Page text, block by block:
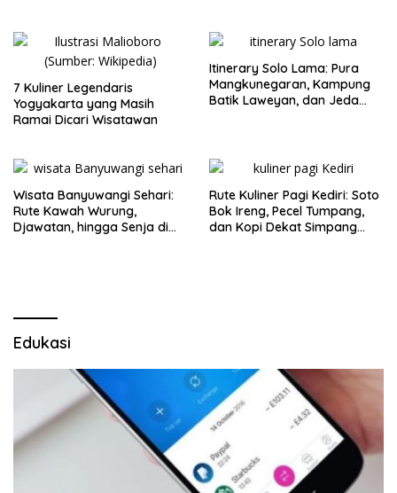
7 Kuliner Legendaris
Yogyakarta yang Masih
Ramai Dicari Wisatawan
Itinerary Solo Lama: Pura
Mangkunegaran, Kampung
Batik Laweyan, dan Jeda
Wisata Banyuwangi Sehari:
Rute Kawah Wurung,
Djawatan, hingga Senja di
Rute Kuliner Pagi Kediri: Soto
Bok Ireng, Pecel Tumpang,
dan Kopi Dekat Simpang
Edukasi